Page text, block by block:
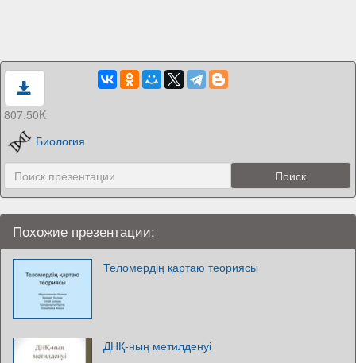
807.50K
Биология
Похожие презентации:
Теломердің қартаю теориясы
ДНҚ-ның метилденуі